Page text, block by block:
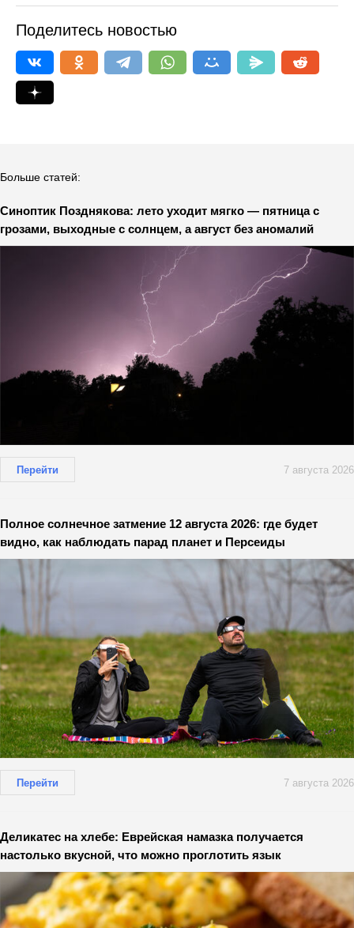
Поделитесь новостью
Больше статей:
Синоптик Позднякова: лето уходит мягко — пятница с
грозами, выходные с солнцем, а август без аномалий
Перейти 7 августа 2026
Полное солнечное затмение 12 августа 2026: где будет
видно, как наблюдать парад планет и Персеиды
Перейти 7 августа 2026
Деликатес на хлебе: Еврейская намазка получается
настолько вкусной, что можно проглотить язык